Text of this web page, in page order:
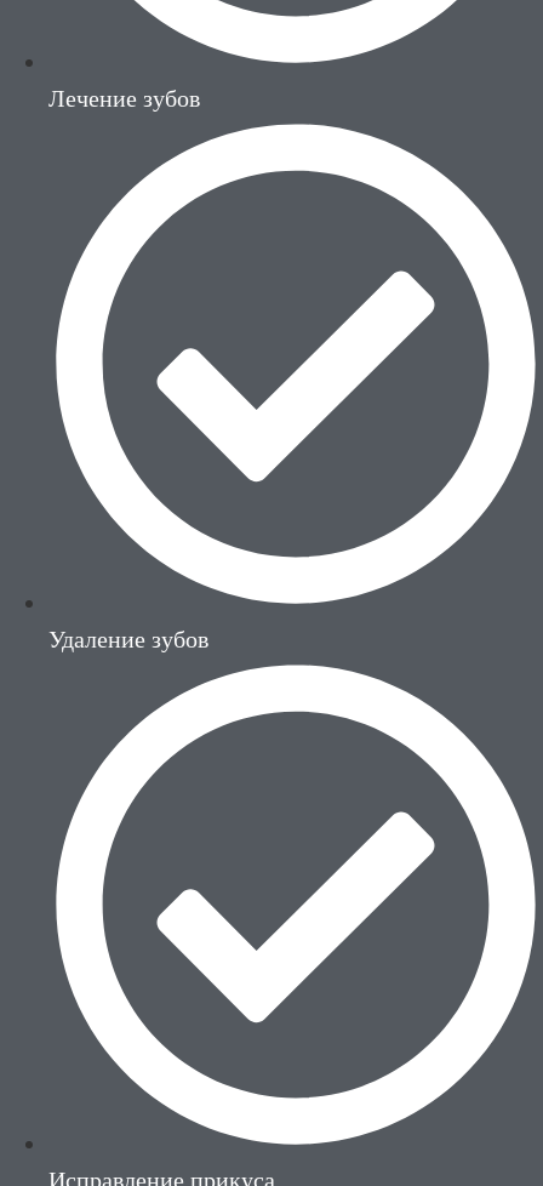
Лечение зубов
Удаление зубов
Исправление прикуса